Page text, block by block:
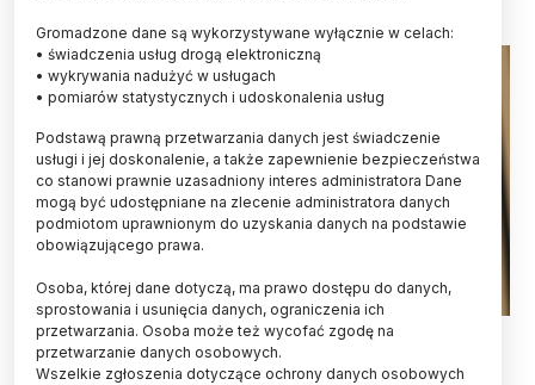
Warszawa, 18.03.2026. Wiceminister nauki i szkolnictwa
wyższego Marek Gzik. PAP/Marcin Obara
Gromadzone dane są wykorzystywane wyłącznie w celach:
• świadczenia usług drogą elektroniczną
• wykrywania nadużyć w usługach
• pomiarów statystycznych i udoskonalenia usług
Podstawą prawną przetwarzania danych jest świadczenie
usługi i jej doskonalenie, a także zapewnienie bezpieczeństwa
co stanowi prawnie uzasadniony interes administratora Dane
mogą być udostępniane na zlecenie administratora danych
podmiotom uprawnionym do uzyskania danych na podstawie
obowiązującego prawa.
Osoba, której dane dotyczą, ma prawo dostępu do danych,
sprostowania i usunięcia danych, ograniczenia ich
przetwarzania. Osoba może też wycofać zgodę na
przetwarzanie danych osobowych.
Wszelkie zgłoszenia dotyczące ochrony danych osobowych